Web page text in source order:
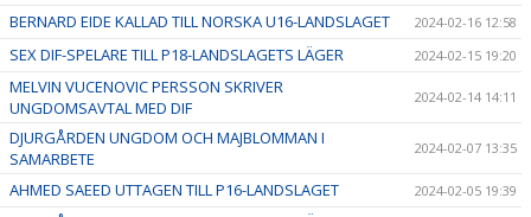
BERNARD EIDE KALLAD TILL NORSKA U16-LANDSLAGET 2024-02-16 12:58
SEX DIF-SPELARE TILL P18-LANDSLAGETS LÄGER 2024-02-15 19:20
MELVIN VUCENOVIC PERSSON SKRIVER
UNGDOMSAVTAL MED DIF
2024-02-14 14:11
DJURGÅRDEN UNGDOM OCH MAJBLOMMAN I
SAMARBETE
2024-02-07 13:35
AHMED SAEED UTTAGEN TILL P16-LANDSLAGET 2024-02-05 19:39